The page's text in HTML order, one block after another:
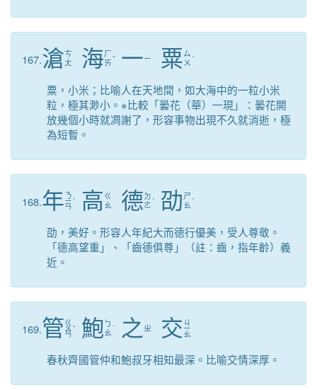
167.滄ㄘ
ㄤ
海ㄏ
ㄞˇ 一ㄧ 粟ㄙ
ㄨ ˋ
粟，小米；比喻人在天地間，如大海中的一粒小米
粒，極其渺小。※比較「曇花（華）一現」：曇花開
放幾個小時就凋謝了，形容事物出現不久就消逝，極
為短暫。
168.年ㄋ
ㄧ
ㄢ
ˊ 高 ㄍ
ㄠ
德 ㄉ
ㄜ ˊ 劭 ㄕ
ㄠˋ
劭，美好。形容人年紀大而德行優美，受人尊敬。
「德高望重」、「齒德俱尊」（註：齒，指年齡）義
近。
169.管ㄍ
ㄨ
ㄢ
ˇ 鮑 ㄅ
ㄠˋ 之 ㄓ 交 ㄐ
ㄧ
ㄠ
春秋齊國管仲和鮑叔牙相知最深。比喻交情深厚。